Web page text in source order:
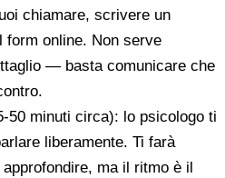
chiamare, scrivere un
form online. Non serve
— basta comunicare che
50 minuti circa): lo psicologo ti
liberamente. Ti farà
ma il ritmo è il